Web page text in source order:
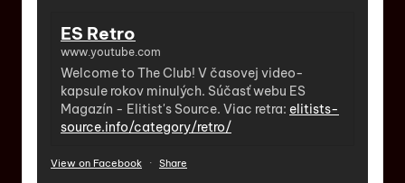
ES Retro
www.youtube.com
Welcome to The Club! V časovej video-
kapsule rokov minulých. Súčasť webu ES
Magazín - Elitist's Source. Viac retra: elitists-
source.info/category/retro/
View on Facebook · Share